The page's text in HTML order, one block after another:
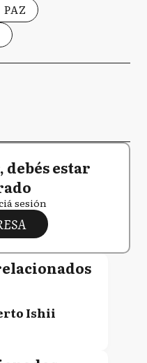
debés estar
sesión
Ishii